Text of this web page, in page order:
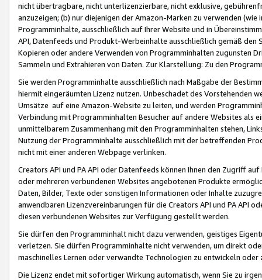
nicht übertragbare, nicht unterlizenzierbare, nicht exklusive,
anzuzeigen; (b) nur diejenigen der Amazon-Marken zu verwenden
Programminhalte, ausschließlich auf Ihrer Website und in
API, Datenfeeds und Produkt-Werbeinhalte ausschließlich gemäß
Kopieren oder andere Verwenden von Programminhalten zugunsten
Sammeln und Extrahieren von Daten. Zur Klarstellung: Zu den
Sie werden Programminhalte ausschließlich nach Maßgabe der
hiermit eingeräumten Lizenz nutzen. Unbeschadet des Vorstehenden
Umsätze auf eine Amazon-Website zu leiten, und werden
Verbindung mit Programminhalten Besucher auf andere Websites als
unmittelbarem Zusammenhang mit den Programminhalten stehen,
Nutzung der Programminhalte ausschließlich mit der betreffenden
nicht mit einer anderen Webpage verlinken.
Creators API und PA API oder Datenfeeds können Ihnen den Zugriff
oder mehreren verbundenen Websites angebotenen Produkte
Daten, Bilder, Texte oder sonstigen Informationen oder Inhalte
anwendbaren Lizenzvereinbarungen für die Creators API und PA API
diesen verbundenen Websites zur Verfügung gestellt werden.
Sie dürfen den Programminhalt nicht dazu verwenden, geistiges
verletzen. Sie dürfen Programminhalte nicht verwenden, um direkt
maschinelles Lernen oder verwandte Technologien zu entwickeln
Die Lizenz endet mit sofortiger Wirkung automatisch, wenn Sie zu